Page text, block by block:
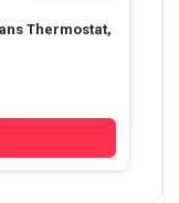
Thermostat,